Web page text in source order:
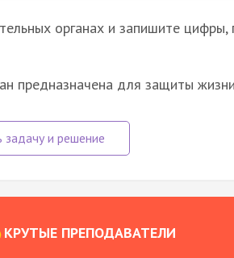
органах и запишите
предназначена для защиты
КРУТЫЕ ПРЕПОДАВАТЕЛИ